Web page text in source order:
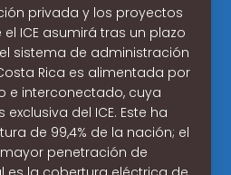
privada y los proyectos
ICE asumirá tras un plazo
sistema de administración
Rica es alimentada por
e interconectado, cuya
del ICE. Este ha
de 99,4% de la nación; el
penetración de